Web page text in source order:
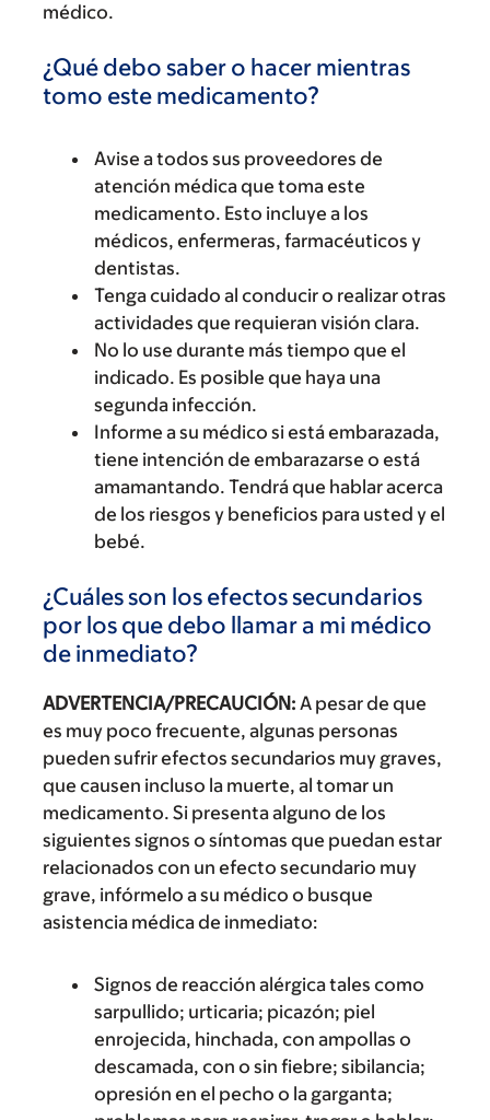
médico.
¿Qué debo saber o hacer mientras
tomo este medicamento?
Avise a todos sus proveedores de
atención médica que toma este
medicamento. Esto incluye a los
médicos, enfermeras, farmacéuticos y
dentistas.
Tenga cuidado al conducir o realizar otras
actividades que requieran visión clara.
No lo use durante más tiempo que el
indicado. Es posible que haya una
segunda infección.
Informe a su médico si está embarazada,
tiene intención de embarazarse o está
amamantando. Tendrá que hablar acerca
de los riesgos y beneficios para usted y el
bebé.
¿Cuáles son los efectos secundarios
por los que debo llamar a mi médico
de inmediato?
ADVERTENCIA/PRECAUCIÓN: A pesar de que
es muy poco frecuente, algunas personas
pueden sufrir efectos secundarios muy graves,
que causen incluso la muerte, al tomar un
medicamento. Si presenta alguno de los
siguientes signos o síntomas que puedan estar
relacionados con un efecto secundario muy
grave, infórmelo a su médico o busque
asistencia médica de inmediato:
Signos de reacción alérgica tales como
sarpullido; urticaria; picazón; piel
enrojecida, hinchada, con ampollas o
descamada, con o sin fiebre; sibilancia;
opresión en el pecho o la garganta;